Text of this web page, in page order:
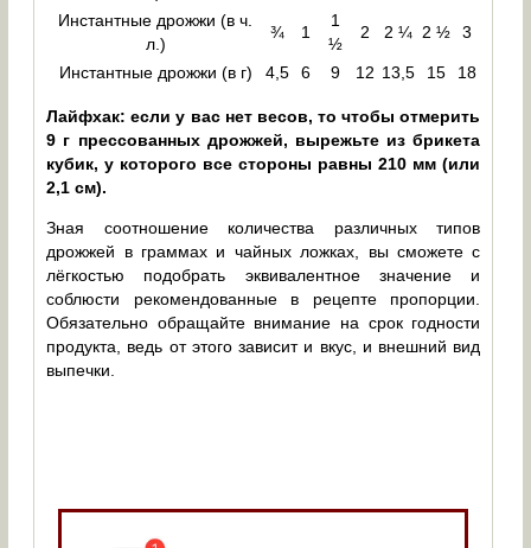
Инстантные дрожжи (в ч.
л.)
¾ 1
1
½
2 2 ¼ 2 ½ 3
Инстантные дрожжи (в г) 4,5 6 9 12 13,5 15 18
Лайфхак: если у вас нет весов, то чтобы отмерить
9 г прессованных дрожжей, вырежьте из брикета
кубик, у которого все стороны равны 210 мм (или
2,1 см).
Зная соотношение количества различных типов
дрожжей в граммах и чайных ложках, вы сможете с
лёгкостью подобрать эквивалентное значение и
соблюсти рекомендованные в рецепте пропорции.
Обязательно обращайте внимание на срок годности
продукта, ведь от этого зависит и вкус, и внешний вид
выпечки.